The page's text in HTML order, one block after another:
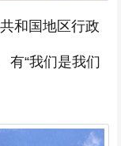
和国地区行政
有“我们是我们